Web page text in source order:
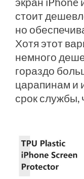
стоит
но
Хотя этот
немного
гораздо
царапинам и
срок службы,